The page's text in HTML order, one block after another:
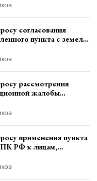
согласования
пункта с земель
рассмотрения
жалобы
инстанции
применения пункта
РФ к лицам,
органов